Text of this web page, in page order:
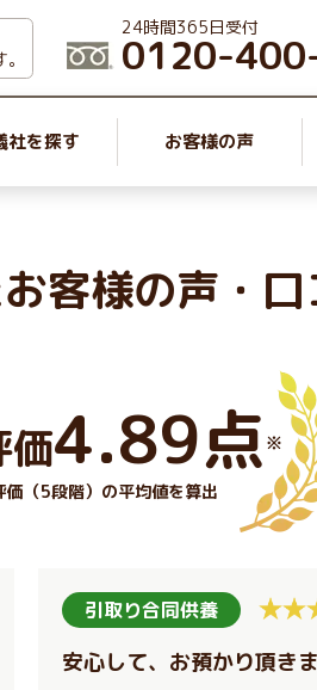
24時間365日受付
0120-
社を探す お客様の声
客様の声・口
価4.89点 ※
価（5段階）の平均値を算出
引取り合同供養
安心して、お預かり頂きま